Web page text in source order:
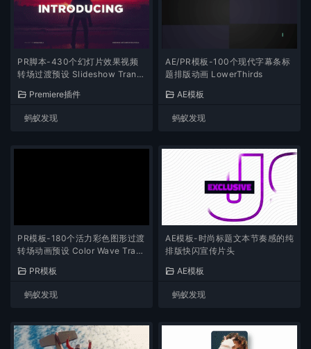
PR脚本-430个幻灯片效果视频
转场过渡预设 Slideshow Transi
Premiere插件
蚂蚁发现
AE/PR模板-100个现代字幕条标
题排版动画 LowerThirds
AE模板
蚂蚁发现
PR模板-180个活力彩色图形过渡
转场动画预设 Color Wave Trans
PR模板
蚂蚁发现
AE模板-时尚标题文本节奏感的纯
排版快闪宣传片头
AE模板
蚂蚁发现